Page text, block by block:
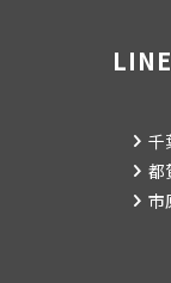
千
都
市